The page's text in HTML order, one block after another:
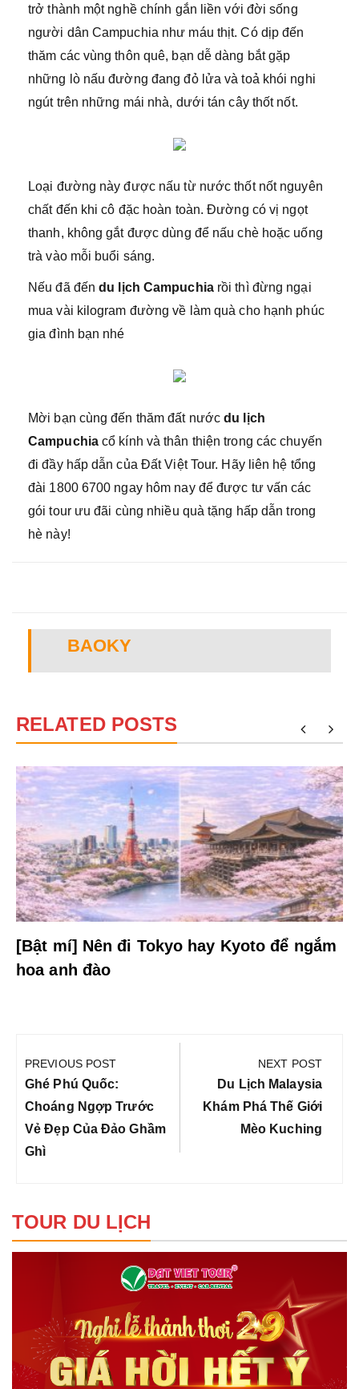
trở thành một nghề chính gắn liền với đời sống
người dân Campuchia như máu thịt. Có dịp đến
thăm các vùng thôn quê, bạn dễ dàng bắt gặp
những lò nấu đường đang đỏ lửa và toả khói nghi
ngút trên những mái nhà, dưới tán cây thốt nốt.
Loại đường này được nấu từ nước thốt nốt nguyên
chất đến khi cô đặc hoàn toàn. Đường có vị ngọt
thanh, không gắt được dùng để nấu chè hoặc uống
trà vào mỗi buổi sáng.
Nếu đã đếndu lịch Campuchiarồi thì đừng ngại
mua vài kilogram đường về làm quà cho hạnh phúc
gia đình bạn nhé
Mời bạn cùng đến thăm đất nướcdu lịch
Campuchiacổ kính và thân thiện trong các chuyến
đi đầy hấp dẫn của Đất Việt Tour. Hãy liên hệ tổng
đài 1800 6700 ngay hôm nay để được tư vấn các
gói tour ưu đãi cùng nhiều quà tặng hấp dẫn trong
hè này!
BAOKY
RELATED POSTS
[Bật mí] Nên đi Tokyo hay Kyoto để ngắm
hoa anh đào
hướng
bài
viết
PREVIOUS POST
Previous
Post:
Ghé Phú Quốc:
Choáng Ngợp Trước
Vẻ Đẹp Của Đảo Ghầm
Ghì
NEXT POST
Next
Post:
Du Lịch Malaysia
Khám Phá Thế Giới
Mèo Kuching
TOUR DU LỊCH